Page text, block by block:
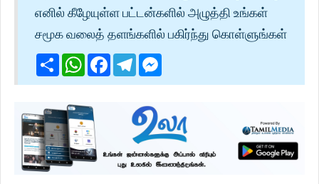
எனில் கீழேயுள்ள பட்டன்களில் அழுத்தி உங்கள்
சமூக வலைத் தளங்களில் பகிர்ந்து கொள்ளுங்கள்
ShareWhatsApp
Facebook
Telegram